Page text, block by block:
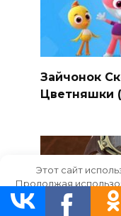
Зайчонок
Цветняшки
Этот сайт
Продолжая